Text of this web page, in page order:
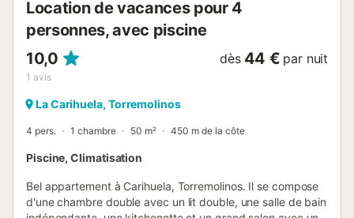
Location de vacances pour 4
personnes, avec piscine
10,0
1 avis
dès 44 € par nuit
La Carihuela, Torremolinos
4 pers. 1 chambre 50 m² 450 m de la côte
Piscine, Climatisation
Bel appartement à Carihuela, Torremolinos. Il se compose
d'une chambre double avec un lit double, une salle de bain